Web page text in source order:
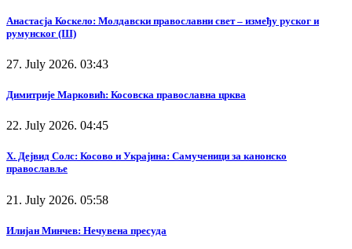
Анастасја Коскело: Молдавски православни свет – између руског и
румунског (III)
27. July 2026. 03:43
Димитрије Марковић: Косовска православна црква
22. July 2026. 04:45
Х. Дејвид Солс: Косово и Украјина: Самученици за канонско
православље
21. July 2026. 05:58
Илијан Минчев: Нечувена пресуда